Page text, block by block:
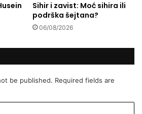
Sihir i zavist: Moć sihira ili
podrška šejtana?
06/08/2026
be published. Required fields are